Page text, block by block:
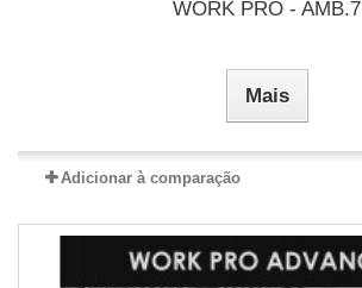
WORK PRO - AMB.7
Mais
Adicionar à comparação